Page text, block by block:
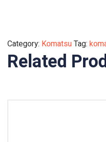
Category: KomatsuTag:
Related